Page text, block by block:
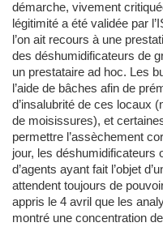
démarche, vivement
légitimité a été validée par
l’on ait recours à une
des déshumidificateurs de
un prestataire ad hoc. Les
l’aide de bâches afin de
d’insalubrité de ces locaux
de moisissures), et
permettre l’assèchement
jour, les déshumidificateurs
d’agents ayant fait l’objet
attendent toujours de
appris le 4 avril que les
montré une concentration